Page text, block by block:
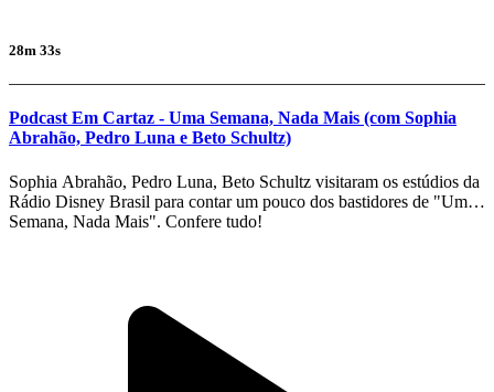
28m 33s
Podcast Em Cartaz - Uma Semana, Nada Mais (com Sophia
Abrahão, Pedro Luna e Beto Schultz)
Sophia Abrahão, Pedro Luna, Beto Schultz visitaram os estúdios da
Rádio Disney Brasil para contar um pouco dos bastidores de "Uma
Semana, Nada Mais". Confere tudo!